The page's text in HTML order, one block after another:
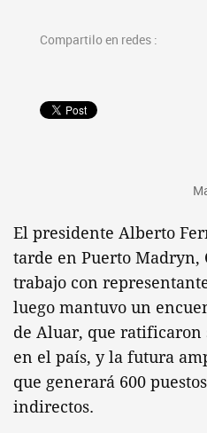
Compartilo en redes :
El presidente Alberto
tarde en Puerto Madryn,
trabajo con
luego mantuvo un
de Aluar, que ratificaron
en el país, y la futura
que generará 600
indirectos.